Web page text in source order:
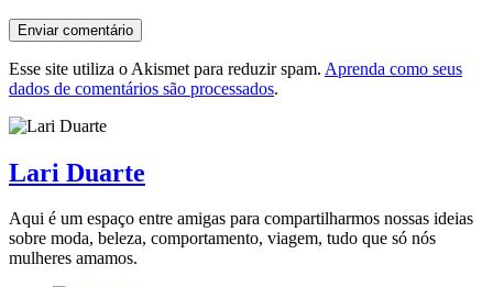
Esse site utiliza o Akismet para reduzir spam. Aprenda como seus
dados de comentários são processados.
Lari Duarte
Aqui é um espaço entre amigas para compartilharmos nossas ideias
sobre moda, beleza, comportamento, viagem, tudo que só nós
mulheres amamos.